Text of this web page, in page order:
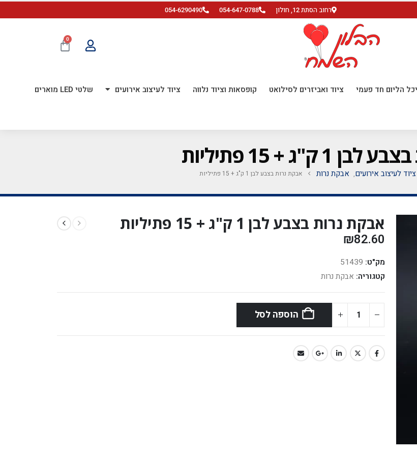
רחוב הסתת 12, חולון 054-647-0788
054-6290490
0
הליום חד פעמי ציוד ואביזרים לסילואט קופסאות וציוד נלווה ציוד לעיצוב אירועים שלטי LED מוארים
ק"ג + 15 פתיליות
ציוד לעיצוב אירועים, אבקת נרות אבקת נרות בצבע לבן 1 ק"ג + 15 פתיליות
אבקת נרות בצבע לבן 1 ק"ג + 15 פתיליות
₪82.60
מק"ט: 51439
קטגוריה: אבקת נרות
הוספה לסל